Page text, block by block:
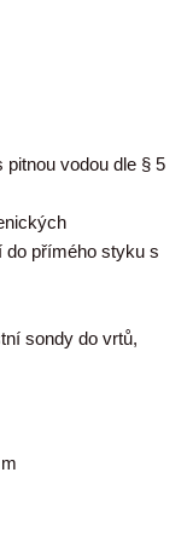
vodou dle § 5
přímého styku s
sondy do vrtů,